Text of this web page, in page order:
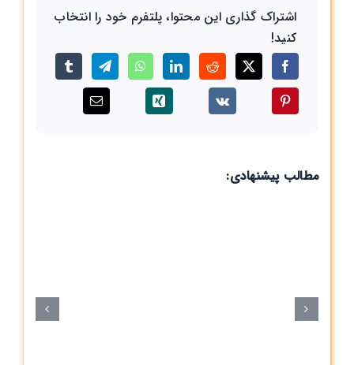
اشتراک گذاری این محتوا، پلتفرم خود را انتخاب
کنید!
مطالب پیشنهادی: